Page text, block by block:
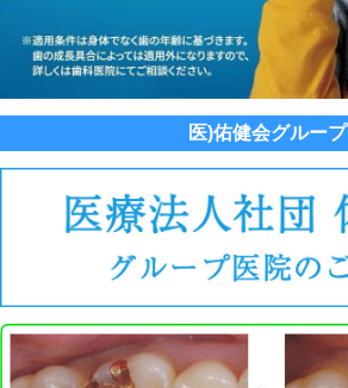
医)佑健会グループ